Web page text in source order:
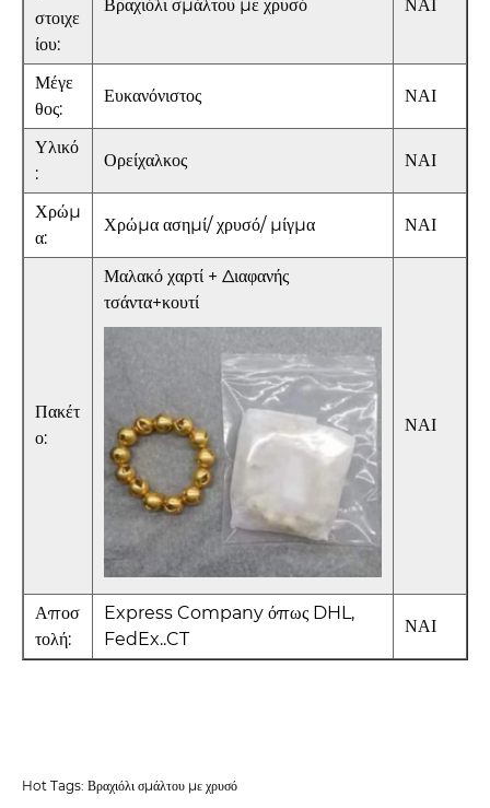
στοιχε
ίου:
Βραχιόλι σμάλτου με χρυσό ΝΑΙ
Μέγε
θος:
Ευκανόνιστος ΝΑΙ
Υλικό
:
Ορείχαλκος ΝΑΙ
Χρώμ
α:
Χρώμα ασημί/ χρυσό/ μίγμα ΝΑΙ
Πακέτ
ο:
Μαλακό χαρτί + Διαφανής
τσάντα+κουτί
ΝΑΙ
Αποσ
τολή:
Express Company όπως DHL,
FedEx..CT
ΝΑΙ
Hot Tags: Βραχιόλι σμάλτου με χρυσό